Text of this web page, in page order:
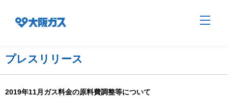
プレスリリース
2019年11月ガス料金の原料費調整等について